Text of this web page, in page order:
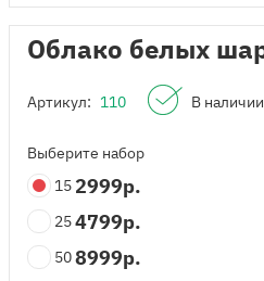
Облако белых
Артикул: 110 В наличии
Выберите набор
15 2999р.
254799р.
508999р.